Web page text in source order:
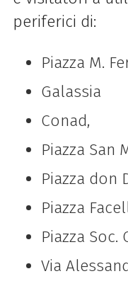
periferici di:
Piazza M.
Galassia
Conad,
Piazza San
Piazza don
Piazza
Piazza
Via